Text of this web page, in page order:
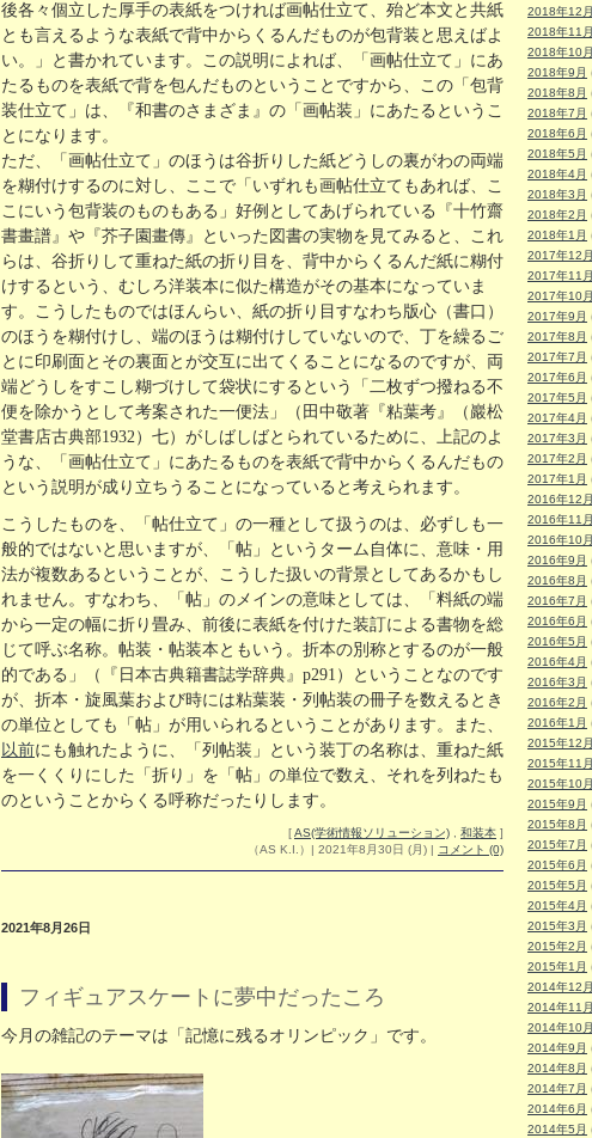
後各々個立した厚手の表紙をつければ画帖仕立て、殆ど本文と共紙
とも言えるような表紙で背中からくるんだものが包背装と思えばよ
い。」と書かれています。この説明によれば、「画帖仕立て」にあ
たるものを表紙で背を包んだものということですから、この「包背
装仕立て」は、『和書のさまざま』の「画帖装」にあたるというこ
とになります。
ただ、「画帖仕立て」のほうは谷折りした紙どうしの裏がわの両端
を糊付けするのに対し、ここで「いずれも画帖仕立てもあれば、こ
こにいう包背装のものもある」好例としてあげられている『十竹齋
書畫譜』や『芥子園畫傳』といった図書の実物を見てみると、これ
らは、谷折りして重ねた紙の折り目を、背中からくるんだ紙に糊付
けするという、むしろ洋装本に似た構造がその基本になっていま
す。こうしたものではほんらい、紙の折り目すなわち版心（書口）
のほうを糊付けし、端のほうは糊付けしていないので、丁を繰るご
とに印刷面とその裏面とが交互に出てくることになるのですが、両
端どうしをすこし糊づけして袋状にするという「二枚ずつ撥ねる不
便を除かうとして考案された一便法」（田中敬著『粘葉考』（巖松
堂書店古典部1932）七）がしばしばとられているために、上記のよ
うな、「画帖仕立て」にあたるものを表紙で背中からくるんだもの
という説明が成り立ちうることになっていると考えられます。
こうしたものを、「帖仕立て」の一種として扱うのは、必ずしも一
般的ではないと思いますが、「帖」というターム自体に、意味・用
法が複数あるということが、こうした扱いの背景としてあるかもし
れません。すなわち、「帖」のメインの意味としては、「料紙の端
から一定の幅に折り畳み、前後に表紙を付けた装訂による書物を総
じて呼ぶ名称。帖装・帖装本ともいう。折本の別称とするのが一般
的である」（『日本古典籍書誌学辞典』p291）ということなのです
が、折本・旋風葉および時には粘葉装・列帖装の冊子を数えるとき
の単位としても「帖」が用いられるということがあります。また、
以前にも触れたように、「列帖装」という装丁の名称は、重ねた紙
を一くくりにした「折り」を「帖」の単位で数え、それを列ねたも
のということからくる呼称だったりします。
[AS(学術情報ソリューション) 和装本 ]
（AS K.I.）| 2021年8月30日 (月) | コメント (0)
2021年8月26日
フィギュアスケートに夢中だったころ
今月の雑記のテーマは「記憶に残るオリンピック」です。
2018年12月
2018年11月
2018年10月
2018年9月
2018年8月
2018年7月
2018年6月
2018年5月
2018年4月
2018年3月
2018年2月
2018年1月
2017年12月
2017年11月
2017年10月
2017年9月
2017年8月
2017年7月
2017年6月
2017年5月
2017年4月
2017年3月
2017年2月
2017年1月
2016年12月
2016年11月
2016年10月
2016年9月
2016年8月
2016年7月
2016年6月
2016年5月
2016年4月
2016年3月
2016年2月
2016年1月
2015年12月
2015年11月
2015年10月
2015年9月
2015年8月
2015年7月
2015年6月
2015年5月
2015年4月
2015年3月
2015年2月
2015年1月
2014年12月
2014年11月
2014年10月
2014年9月
2014年8月
2014年7月
2014年6月
2014年5月